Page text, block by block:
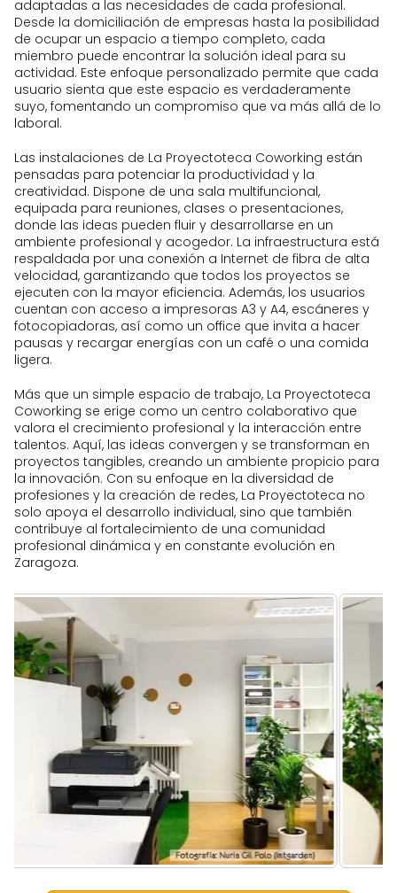
adaptadas a las necesidades de cada profesional.
Desde la domiciliación de empresas hasta la posibilidad
de ocupar un espacio a tiempo completo, cada
miembro puede encontrar la solución ideal para su
actividad. Este enfoque personalizado permite que cada
usuario sienta que este espacio es verdaderamente
suyo, fomentando un compromiso que va más allá de lo
laboral.
Las instalaciones de La Proyectoteca Coworking están
pensadas para potenciar la productividad y la
creatividad. Dispone de una sala multifuncional,
equipada para reuniones, clases o presentaciones,
donde las ideas pueden fluir y desarrollarse en un
ambiente profesional y acogedor. La infraestructura está
respaldada por una conexión a Internet de fibra de alta
velocidad, garantizando que todos los proyectos se
ejecuten con la mayor eficiencia. Además, los usuarios
cuentan con acceso a impresoras A3 y A4, escáneres y
fotocopiadoras, así como un office que invita a hacer
pausas y recargar energías con un café o una comida
ligera.
Más que un simple espacio de trabajo, La Proyectoteca
Coworking se erige como un centro colaborativo que
valora el crecimiento profesional y la interacción entre
talentos. Aquí, las ideas convergen y se transforman en
proyectos tangibles, creando un ambiente propicio para
la innovación. Con su enfoque en la diversidad de
profesiones y la creación de redes, La Proyectoteca no
solo apoya el desarrollo individual, sino que también
contribuye al fortalecimiento de una comunidad
profesional dinámica y en constante evolución en
Zaragoza.